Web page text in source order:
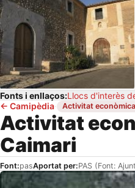
Fonts i enllaços:Llocs d'interès
← Camipèdia· Activitat econòmica
Activitat
Caimari
Font:pasAportat per:PAS (Font: